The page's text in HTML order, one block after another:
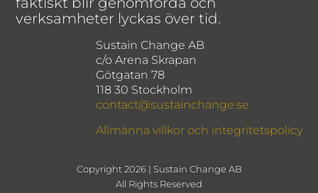
verksamheter lyckas över tid.
Sustain Change AB
c/o Arena Skrapan
Götgatan 78
118 30 Stockholm
contact@sustainchange.se
Allmänna villkor och integritetspolicy
Copyright 2026 | Sustain Change AB
All Rights Reserved